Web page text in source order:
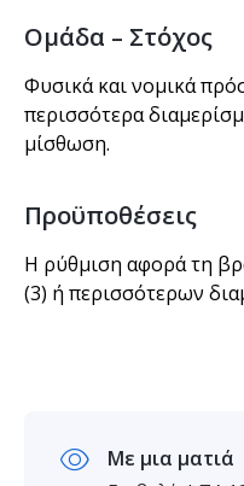
Ομάδα – Στόχος
Φυσικά και νομικά
περισσότερα
μίσθωση.
Προϋποθέσεις
Η ρύθμιση αφορά τη
(3) ή περισσότερων
Με μια ματιά